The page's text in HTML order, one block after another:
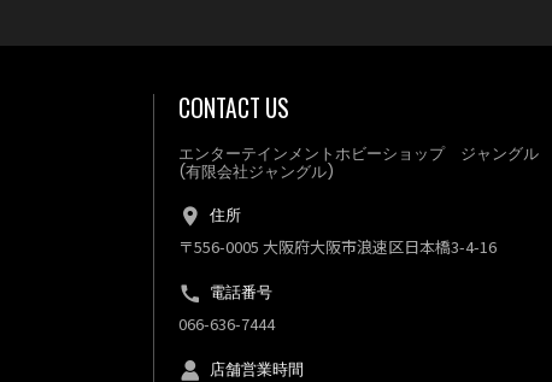
CONTACT US
エンターテインメントホビーショップ ジャングル
(有限会社ジャングル)
住所
〒556-0005 大阪府大阪市浪速区日本橋3-4-16
電話番号
066-636-7444
店舗営業時間